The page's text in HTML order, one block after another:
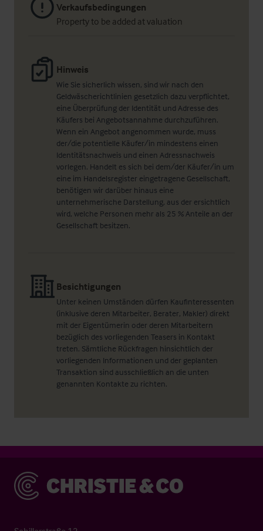
Verkaufsbedingungen
Property to be added at valuation
Hinweis
Wie Sie sicherlich wissen, sind wir nach den
Geldwäscherichtlinien gesetzlich dazu verpflichtet,
eine Überprüfung der Identität und Adresse des
Käufers bei Angebotsannahme durchzuführen.
Wenn ein Angebot angenommen wurde, muss
der/die potentielle Käufer/in mindestens einen
Identitätsnachweis und einen Adressnachweis
vorlegen. Handelt es sich bei dem/der Käufer/in um
eine im Handelsregister eingetragene Gesellschaft,
benötigen wir darüber hinaus eine
unternehmerische Darstellung, aus der ersichtlich
wird, welche Personen mehr als 25 % Anteile an der
Gesellschaft besitzen.
Besichtigungen
Unter keinen Umständen dürfen Kaufinteressenten
(inklusive deren Mitarbeiter, Berater, Makler) direkt
mit der Eigentümerin oder deren Mitarbeitern
bezüglich des vorliegenden Teasers in Kontakt
treten. Sämtliche Rückfragen hinsichtlich der
vorliegenden Informationen und der geplanten
Transaktion sind ausschließlich an die unten
genannten Kontakte zu richten.
Christie & Co